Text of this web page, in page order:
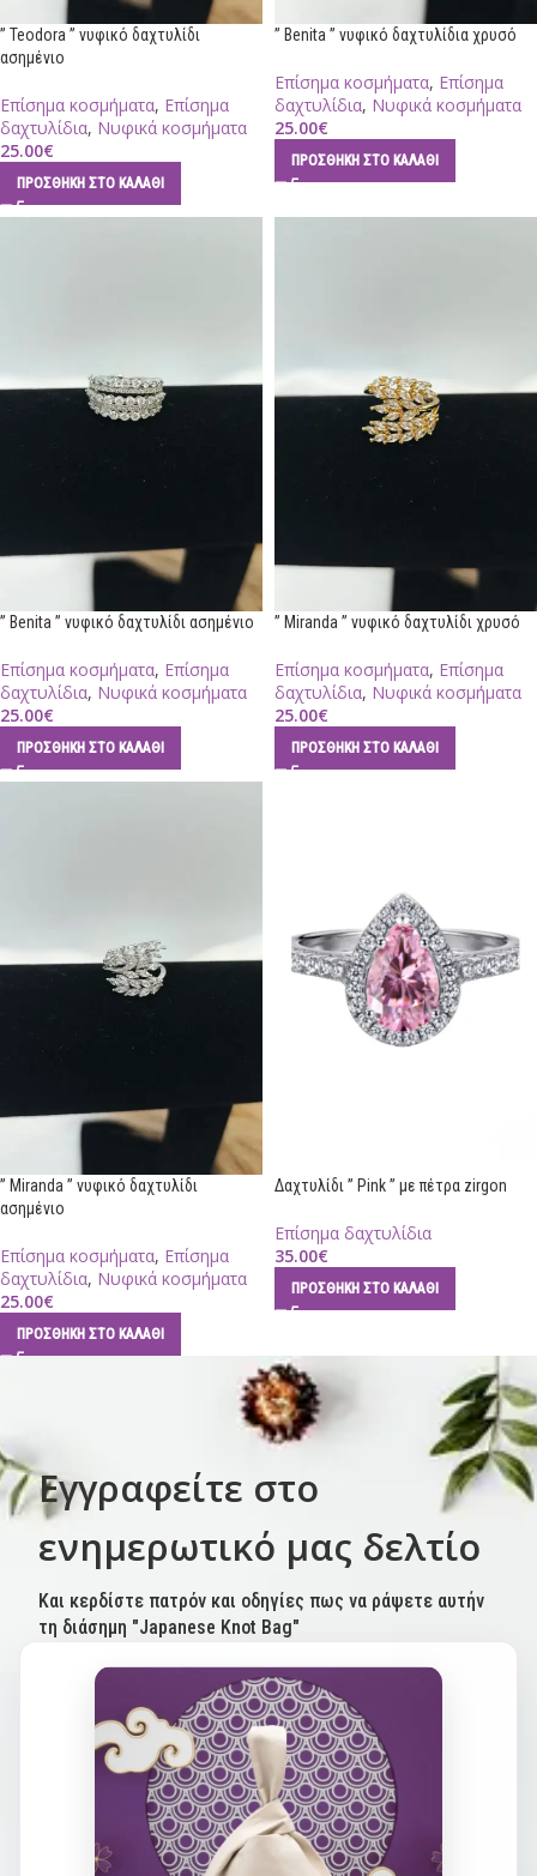
” Teodora ” νυφικό δαχτυλίδι
ασημένιο
Επίσημα κοσμήματα, Επίσημα
δαχτυλίδια, Νυφικά κοσμήματα
25.00€
ΠΡΟΣΘΉΚΗ ΣΤΟ ΚΑΛΆΘΙ
” Benita ” νυφικό δαχτυλίδια χρυσό
Επίσημα κοσμήματα, Επίσημα
δαχτυλίδια, Νυφικά κοσμήματα
25.00€
ΠΡΟΣΘΉΚΗ ΣΤΟ ΚΑΛΆΘΙ
” Benita ” νυφικό δαχτυλίδι ασημένιο
Επίσημα κοσμήματα, Επίσημα
δαχτυλίδια, Νυφικά κοσμήματα
25.00€
ΠΡΟΣΘΉΚΗ ΣΤΟ ΚΑΛΆΘΙ
” Miranda ” νυφικό δαχτυλίδι χρυσό
Επίσημα κοσμήματα, Επίσημα
δαχτυλίδια, Νυφικά κοσμήματα
25.00€
ΠΡΟΣΘΉΚΗ ΣΤΟ ΚΑΛΆΘΙ
” Miranda ” νυφικό δαχτυλίδι
ασημένιο
Επίσημα κοσμήματα, Επίσημα
δαχτυλίδια, Νυφικά κοσμήματα
25.00€
ΠΡΟΣΘΉΚΗ ΣΤΟ ΚΑΛΆΘΙ
Δαχτυλίδι ” Pink ” με πέτρα zirgon
Επίσημα δαχτυλίδια
35.00€
ΠΡΟΣΘΉΚΗ ΣΤΟ ΚΑΛΆΘΙ
Εγγραφείτε στο
ενημερωτικό μας δελτίο
Και κερδίστε πατρόν και οδηγίες πως να ράψετε αυτήν
τη διάσημη "Japanese Knot Bag"